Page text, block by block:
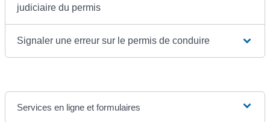
judiciaire du permis
Signaler une erreur sur le permis de conduire
Services en ligne et formulaires